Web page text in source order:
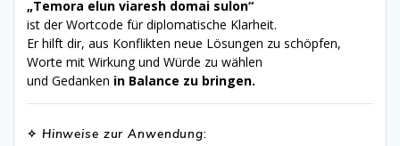
„Temora elun viaresh domai sulon“
ist der Wortcode für diplomatische Klarheit.
Er hilft dir, aus Konflikten neue Lösungen zu schöpfen,
Worte mit Wirkung und Würde zu wählen
und Gedanken in Balance zu bringen.
✧ Hinweise zur Anwendung: